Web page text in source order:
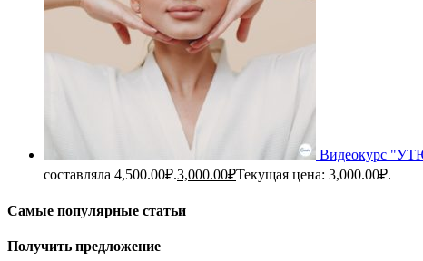
Видеокурс
составляла 4,500.00₽.3,000.00₽Текущая цена: 3,000.00₽.
Самые популярные статьи
Получить предложение